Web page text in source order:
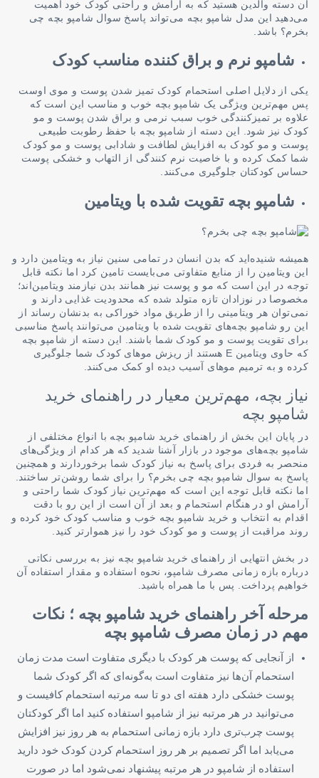
آن دسته والدین هستید که به آرامش و راحتی کودک خود اهمیت
می‌دهید این مدل شامپو بچه می‌تواند پاسخ سوال شامپو بچه چی
بخرم؟ باشد.
شامپو نرم و براق کننده مناسب کودک
یکی از دلایل اصلی استحمام کودک تمیز شدن پوست و موی اوست
پس مهم‌ترین ویژگی یک شامپو بچه خوب و مناسب این است که
علاوه بر تمیزکنندگی خوب سبب نرمی و براق شدن پوست و مو
کودک نیز شود. این دسته از شامپو بچه با حفظ رطوبت طبیعی
پوست و مو کودک به افزایش لطافت و شادابی پوست و مو کودک
شما کمک کرده و با خاصیت نرم کنندگی از التهاب و خشکی پوست
حساس کودکتان جلوگیری می‌کنند.
شامپو بچه تقویت شده با ویتامین
همیشه شنیده‌اید که بدن انسان در تمامی سنین نیاز به ویتامین دارد و
این ویتامین را از منابع متفاوتی می‌بایست تامین کرد اما نکته قابل
توجه در این است که مو و پوست نیز همانند بدن نیازمند ویتامین‌اند؛
مخصوصا در نوزادان تازه متولد شده که محدودیت غذایی دارند و
نمی‌توان هر ویتامینی را از طریق مواد خوراکی به بدنشان رساند از
این رو شامپو بچه‌های تقویت شده با ویتامین می‌توانند پاسخ مناسبی
برای تقویت پوست و مو کودک شما باشند. این دسته از شامپو بچه
که حاوی ویتامین E هستند از ریزش موهای کودک شما جلوگیری
کرده و به ترمیم موهای آسیب دیده او کمک می‌کنند.
نیاز بچه، مهم‌ترین معیار در راهنمای خرید
شامپو بچه
در پایان این بخش از راهنمای خرید شامپو بچه با انواع مختلفی از
شامپو بچه‌های موجود در بازار آشنا شدید که هر کدام از ویژگی‌های
منحصر به فردی برای پاسخ به نیاز کودک شما برخوردارند و همچنین
پاسخ به سوال شامپو بچه چی بخرم؟ را برای شما روشن‌تر ساختند.
اما نکته قابل توجه این است که مهم‌ترین نیاز کودک شما راحتی و
آرامش او در هنگام استحمام و بعد از آن است از این رو با دقت
اقدام به انتخاب و خرید شامپو بچه خوب و مناسب کودک خود کرده و
روند مراقبت از پوست و مو کودک خود را نیز هموارتر کنید.
در بخش انتهایی از راهنمای خرید شامپو بچه نیز به بررسی نکاتی
درباره بازه زمانی مصرف شامپو، نحوه استفاده و مقدار استفاده آن
خواهیم پرداخت. پس با ما همراه باشید.
مرحله آخر راهنمای خرید شامپو بچه ؛ نکات
مهم در زمان مصرف شامپو بچه
از آنجایی که پوست هر کودک با دیگری متفاوت است مدت زمان
استحمام آن‌ها نیز متفاوت است به‌گونه‌ای که اگر کودک شما
پوست خشکی دارد هفته ای دو تا سه مرتبه استحمام کافیست و
می‌توانید در هر مرتبه نیز از شامپو استفاده کنید اما اگر کودکتان
پوست چرب‌تری دارد بازه زمانی استحمام به هر روز نیز افزایش
می‌یابد اما اگر تصمیم بر هر روز استحمام کردن کودک خود دارید
استفاده از شامپو در هر مرتبه پیشنهاد نمی‌شود اما در صورت